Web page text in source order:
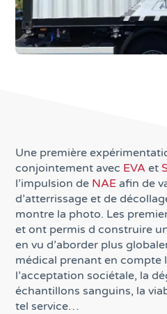
Une première
conjointement avec EVA et
l’impulsion de NAE afin de
d’atterrissage et de
montre la photo. Les
et ont permis d construire
en vu d’aborder plus
médical prenant en compte
l’acceptation sociétale, la
échantillons sanguins, la
tel service…